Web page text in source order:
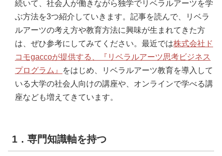
続いて、社会人が働きながら独学でリベラルアーツを学
ぶ方法を3つ紹介していきます。記事を読んで、リベラ
ルアーツの考え方や教育方法に興味が生まれてきた方
は、ぜひ参考にしてみてください。最近では株式会社ド
コモgaccoが提供する、『リベラルアーツ思考ビジネス
プログラム』
をはじめ、リベラルアーツ教育を導入して
いる大学の社会人向けの講座や、オンラインで学べる講
座なども増えてきています。
1．専門知識軸を持つ